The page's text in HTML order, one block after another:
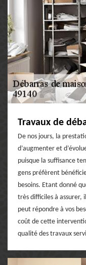
Travaux de
De nos jours, la
d’augmenter et
puisque la suffisance
gens préfèrent
besoins. Etant donné
très difficiles à assurer,
peut répondre à vos
coût de cette
qualité des travaux